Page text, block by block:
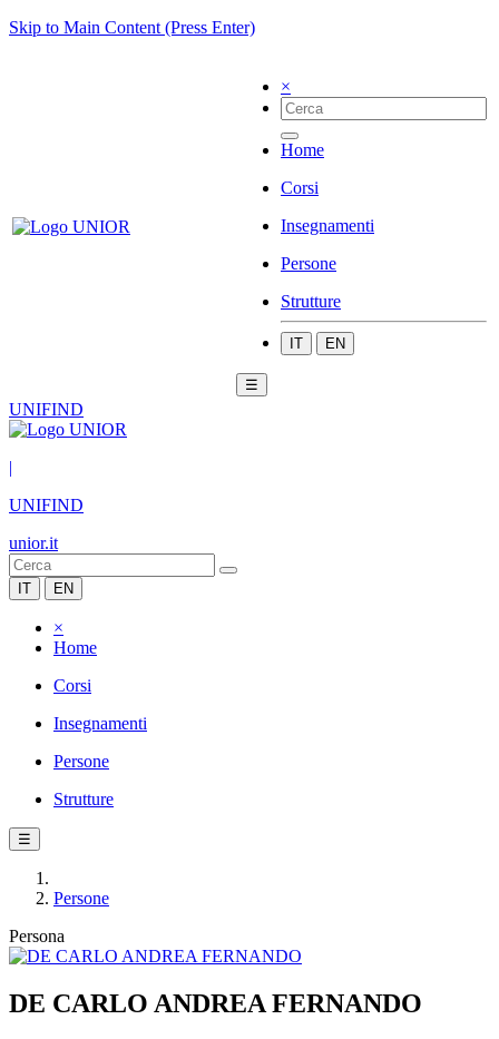
Skip to Main Content (Press Enter)
×
Home
Corsi
Insegnamenti
Persone
Strutture
IT EN
☰
UNIFIND
|
UNIFIND
unior.it
IT EN
×
Home
Corsi
Insegnamenti
Persone
Strutture
☰
Persone
Persona
DE CARLO ANDREA FERNANDO